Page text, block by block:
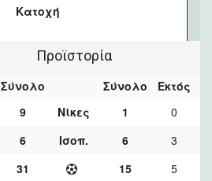
Κατοχή
Προϊστορία
Σύνολο Σύνολο Εκτός
9 Νίκες 1
0
6 Ισοπ. 6
3
31 15 5